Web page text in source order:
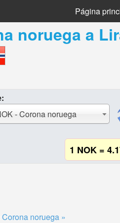
Página
noruega a
- Corona noruega
1 NOK =
noruega »